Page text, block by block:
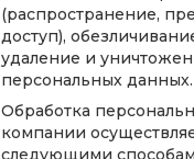
(распространение,
доступ),
удаление и
персональных данных.
Обработка
компании
следующими